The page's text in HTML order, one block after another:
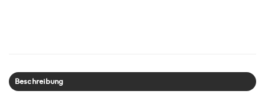
Beschreibung